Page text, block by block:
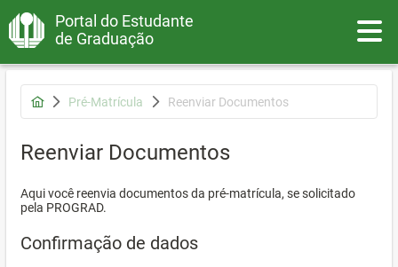
Portal do Estudante
de Graduação
Pré-Matrícula Reenviar Documentos
Reenviar Documentos
Aqui você reenvia documentos da pré-matrícula, se solicitado
pela PROGRAD.
Confirmação de dados